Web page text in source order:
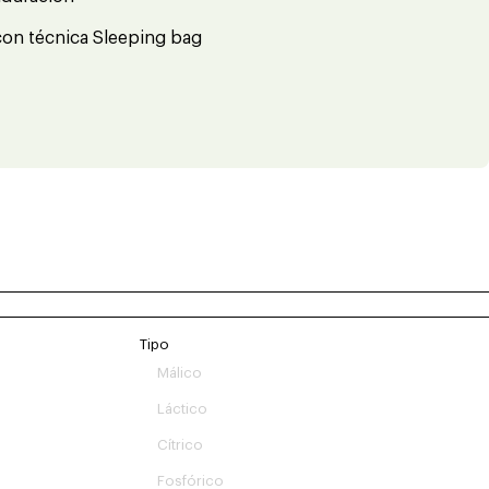
técnica Sleeping bag
Tipo
Málico
Láctico
Cítrico
Fosfórico